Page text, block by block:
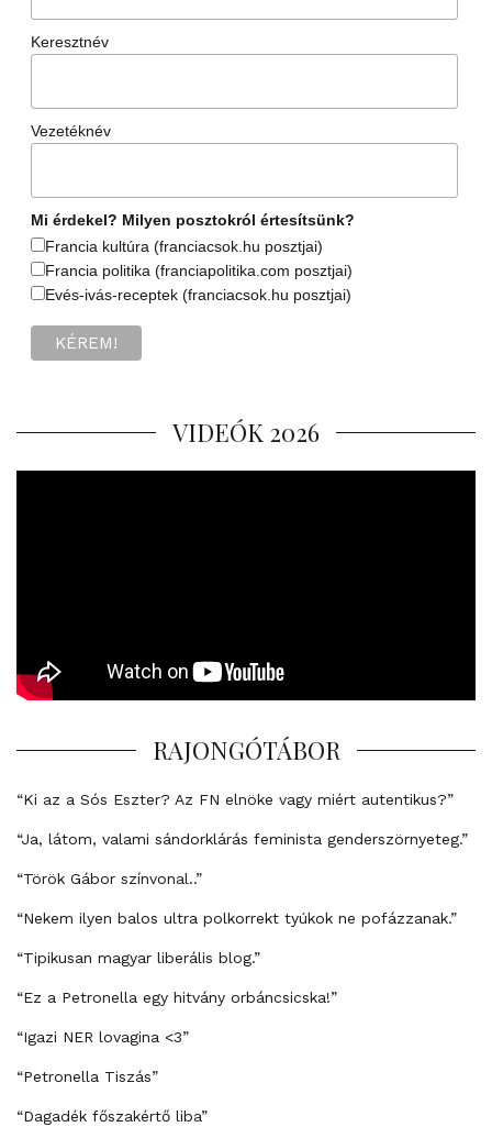
Keresztnév
Vezetéknév
Mi érdekel? Milyen posztokról értesítsünk?
Francia kultúra (franciacsok.hu posztjai)
Francia politika (franciapolitika.com posztjai)
Evés-ivás-receptek (franciacsok.hu posztjai)
VIDEÓK 2026
RAJONGÓTÁBOR
“Ki az a Sós Eszter? Az FN elnöke vagy miért autentikus?”
“Ja, látom, valami sándorklárás feminista genderszörnyeteg.”
“Török Gábor színvonal..”
“Nekem ilyen balos ultra polkorrekt tyúkok ne pofázzanak.”
“Tipikusan magyar liberális blog.”
“Ez a Petronella egy hitvány orbáncsicska!”
“Igazi NER lovagina <3”
“Petronella Tiszás”
“Dagadék főszakértő liba”